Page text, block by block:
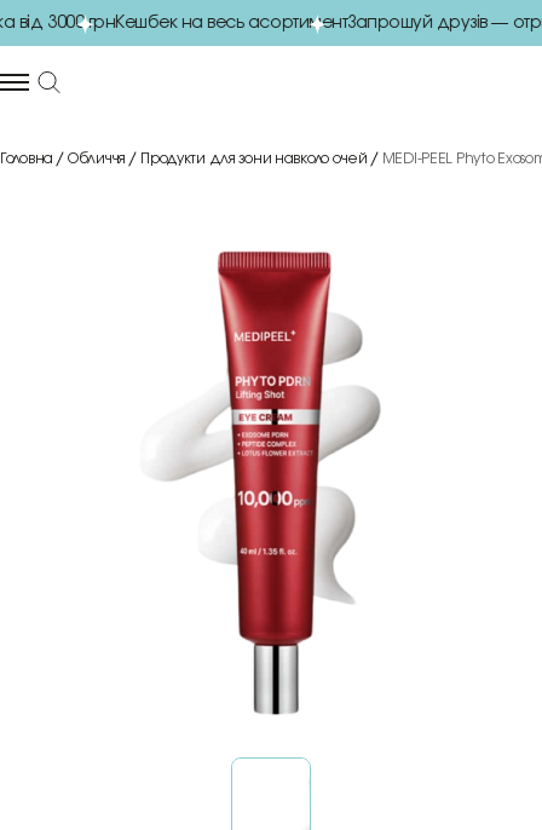
3000 грнКешбек на весь асортиментЗапрошуй друзів —
Головна Обличчя Продукти для зони навколо очей MEDI-PEEL Phyto